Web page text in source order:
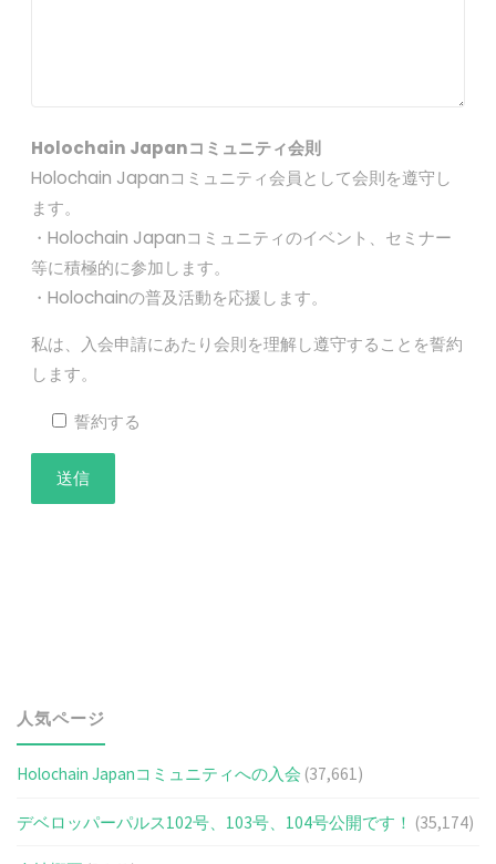
Holochain Japanコミュニティ会則
Holochain Japanコミュニティ会員として会則を遵守し
ます。
・Holochain Japanコミュニティのイベント、セミナー
等に積極的に参加します。
・Holochainの普及活動を応援します。
私は、入会申請にあたり会則を理解し遵守することを誓約
します。
誓約する
人気ページ
Holochain Japanコミュニティへの入会 (37,661)
デベロッパーパルス102号、103号、104号公開です！ (35,174)